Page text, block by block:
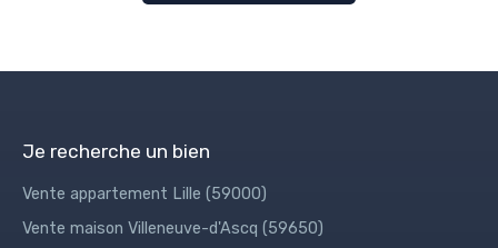
Je recherche un bien
Vente appartement Lille (59000)
Vente maison Villeneuve-d'Ascq (59650)